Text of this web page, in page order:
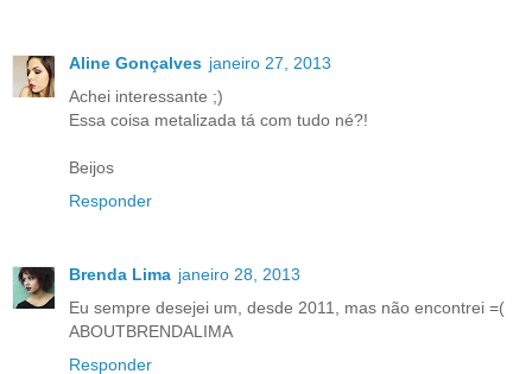
Aline Gonçalves janeiro 27, 2013
Achei interessante ;)
Essa coisa metalizada tá com tudo né?!
Beijos
Responder
Brenda Lima janeiro 28, 2013
Eu sempre desejei um, desde 2011, mas não encontrei =(
ABOUTBRENDALIMA
Responder